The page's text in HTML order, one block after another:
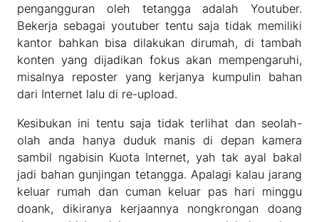
pengangguran oleh tetangga adalah Youtuber.
Bekerja sebagai youtuber tentu saja tidak memiliki
kantor bahkan bisa dilakukan dirumah, di tambah
konten yang dijadikan fokus akan mempengaruhi,
misalnya reposter yang kerjanya kumpulin bahan
dari Internet lalu di re-upload.
Kesibukan ini tentu saja tidak terlihat dan seolah-
olah anda hanya duduk manis di depan kamera
sambil ngabisin Kuota Internet, yah tak ayal bakal
jadi bahan gunjingan tetangga. Apalagi kalau jarang
keluar rumah dan cuman keluar pas hari minggu
doank, dikiranya kerjaannya nongkrongan doang